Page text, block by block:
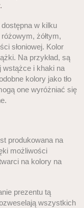
w kilku
żółtym,
słoniowej. Kolor
Na przykład, są
wstążce i khaki na
kolory jako tło
one wyróżniać się
produkowana na
możliwości
na kolory na
prezentu tą
wszystkich